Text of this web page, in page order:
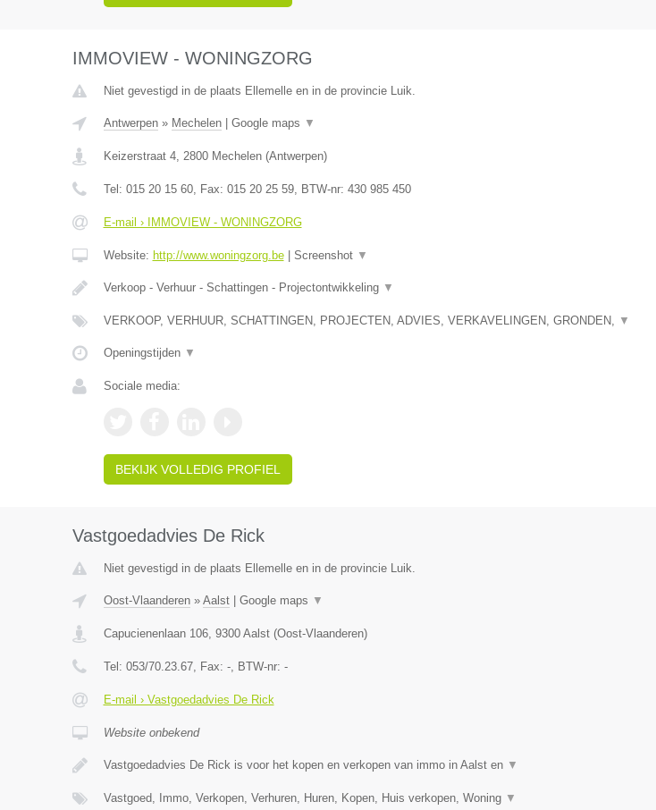
IMMOVIEW - WONINGZORG
Niet gevestigd in de plaats Ellemelle en in de provincie Luik.
Antwerpen» Mechelen| Google maps ▼
Keizerstraat 4, 2800 Mechelen(Antwerpen)
Tel: 015 20 15 60, Fax: 015 20 25 59, BTW-nr: 430 985 450
E-mail › IMMOVIEW - WONINGZORG
Website: http://www.woningzorg.be| Screenshot ▼
Verkoop - Verhuur - Schattingen - Projectontwikkeling ▼
VERKOOP, VERHUUR, SCHATTINGEN, PROJECTEN, ADVIES, VERKAVELINGEN, GRONDEN, ▼
Openingstijden ▼
Sociale media:
BEKIJK VOLLEDIG PROFIEL
Vastgoedadvies De Rick
Niet gevestigd in de plaats Ellemelle en in de provincie Luik.
Oost-Vlaanderen» Aalst| Google maps ▼
Capucienenlaan 106, 9300 Aalst(Oost-Vlaanderen)
Tel: 053/70.23.67, Fax: -, BTW-nr: -
E-mail › Vastgoedadvies De Rick
Website onbekend
Vastgoedadvies De Rick is voor het kopen en verkopen van immo in Aalst en ▼
Vastgoed, Immo, Verkopen, Verhuren, Huren, Kopen, Huis verkopen, Woning ▼